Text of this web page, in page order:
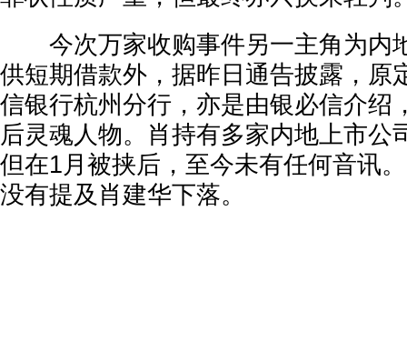
今次万家收购事件另一主角为内
供短期借款外，据昨日通告披露，原
信银行杭州分行，亦是由银必信介绍
后灵魂人物。肖持有多家内地上市公
但在1月被挟后，至今未有任何音讯
没有提及肖建华下落。